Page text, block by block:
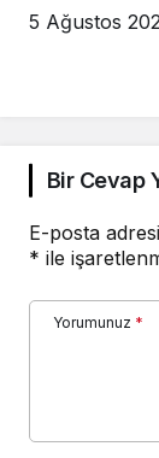
5 Ağustos
Bir Cevap
E-posta
* ile
Yorumunuz *